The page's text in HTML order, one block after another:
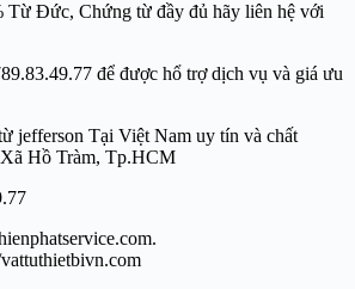
Từ Đức, Chứng từ đầy đủ hãy liên hệ với
để được hổ trợ dịch vụ và giá ưu
jefferson Tại Việt Nam uy tín và chất
Hồ Tràm, Tp.HCM